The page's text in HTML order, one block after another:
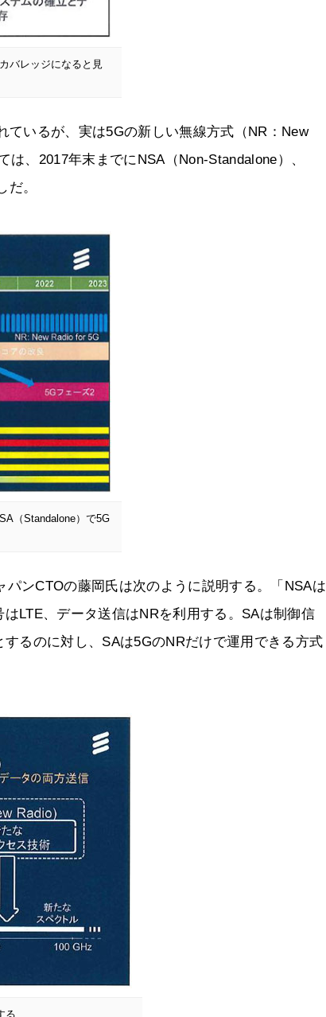
バレッジになると見
ているが、実は5Gの新しい無線方式（NR：New
、2017年末までにNSA（Non-Standalone）、
。
（Standalone）で5G
ンCTOの藤岡氏は次のように説明する。「NSAは
LTE、データ送信はNRを利用する。SAは制御信
るのに対し、SAは5GのNRだけで運用できる方式
る